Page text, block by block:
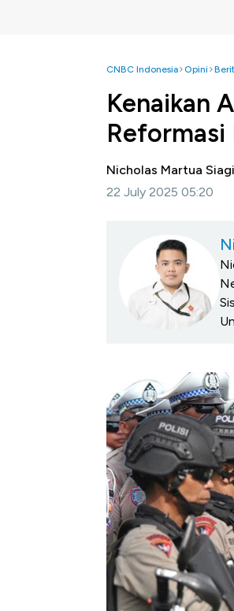
CNBC Indonesia Opini
Kenaikan
Nicholas Martua
22 July 2025 05:20